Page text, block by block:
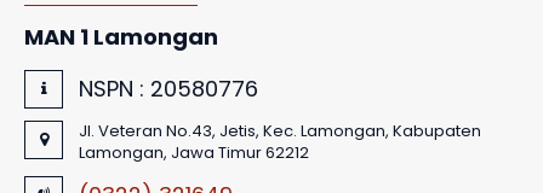
MAN 1 Lamongan
NSPN : 20580776
Jl. Veteran No.43, Jetis, Kec. Lamongan, Kabupaten
Lamongan, Jawa Timur 62212